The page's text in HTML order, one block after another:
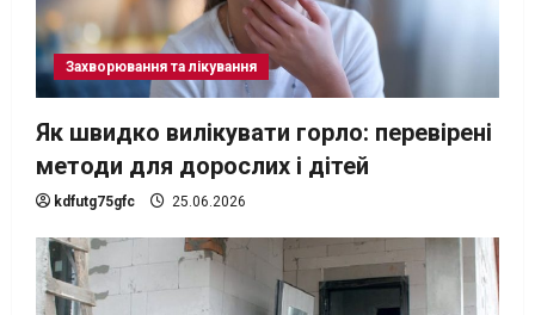
Захворювання та лікування
Як швидко вилікувати горло: перевірені
методи для дорослих і дітей
kdfutg75gfc 25.06.2026